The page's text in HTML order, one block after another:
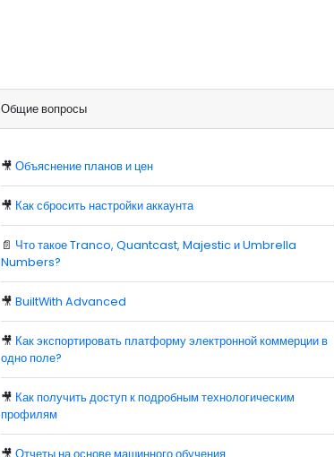
Общие вопросы
🎥Объяснение планов и цен
🎥 Как сбросить настройки аккаунта
📄 Что такое Tranco, Quantcast, Majestic и Umbrella
Numbers?
🎥BuiltWith Advanced
🎥 Как экспортировать платформу электронной коммерции в
одно поле?
🎥 Как получить доступ к подробным технологическим
профилям
🎥Отчеты на основе машинного обучения